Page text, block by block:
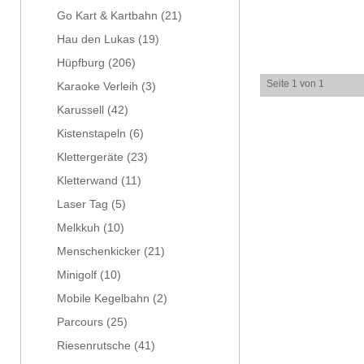
Go Kart & Kartbahn (21)
Hau den Lukas (19)
Hüpfburg (206)
Karaoke Verleih (3)
Karussell
(42)
Kistenstapeln (6)
Klettergeräte (23)
Kletterwand (11)
Laser Tag (5)
Melkkuh (10)
Menschenkicker (21)
Minigolf (10)
Mobile Kegelbahn (2)
Parcours (25)
Riesenrutsche (41)
Seite 1 von 1